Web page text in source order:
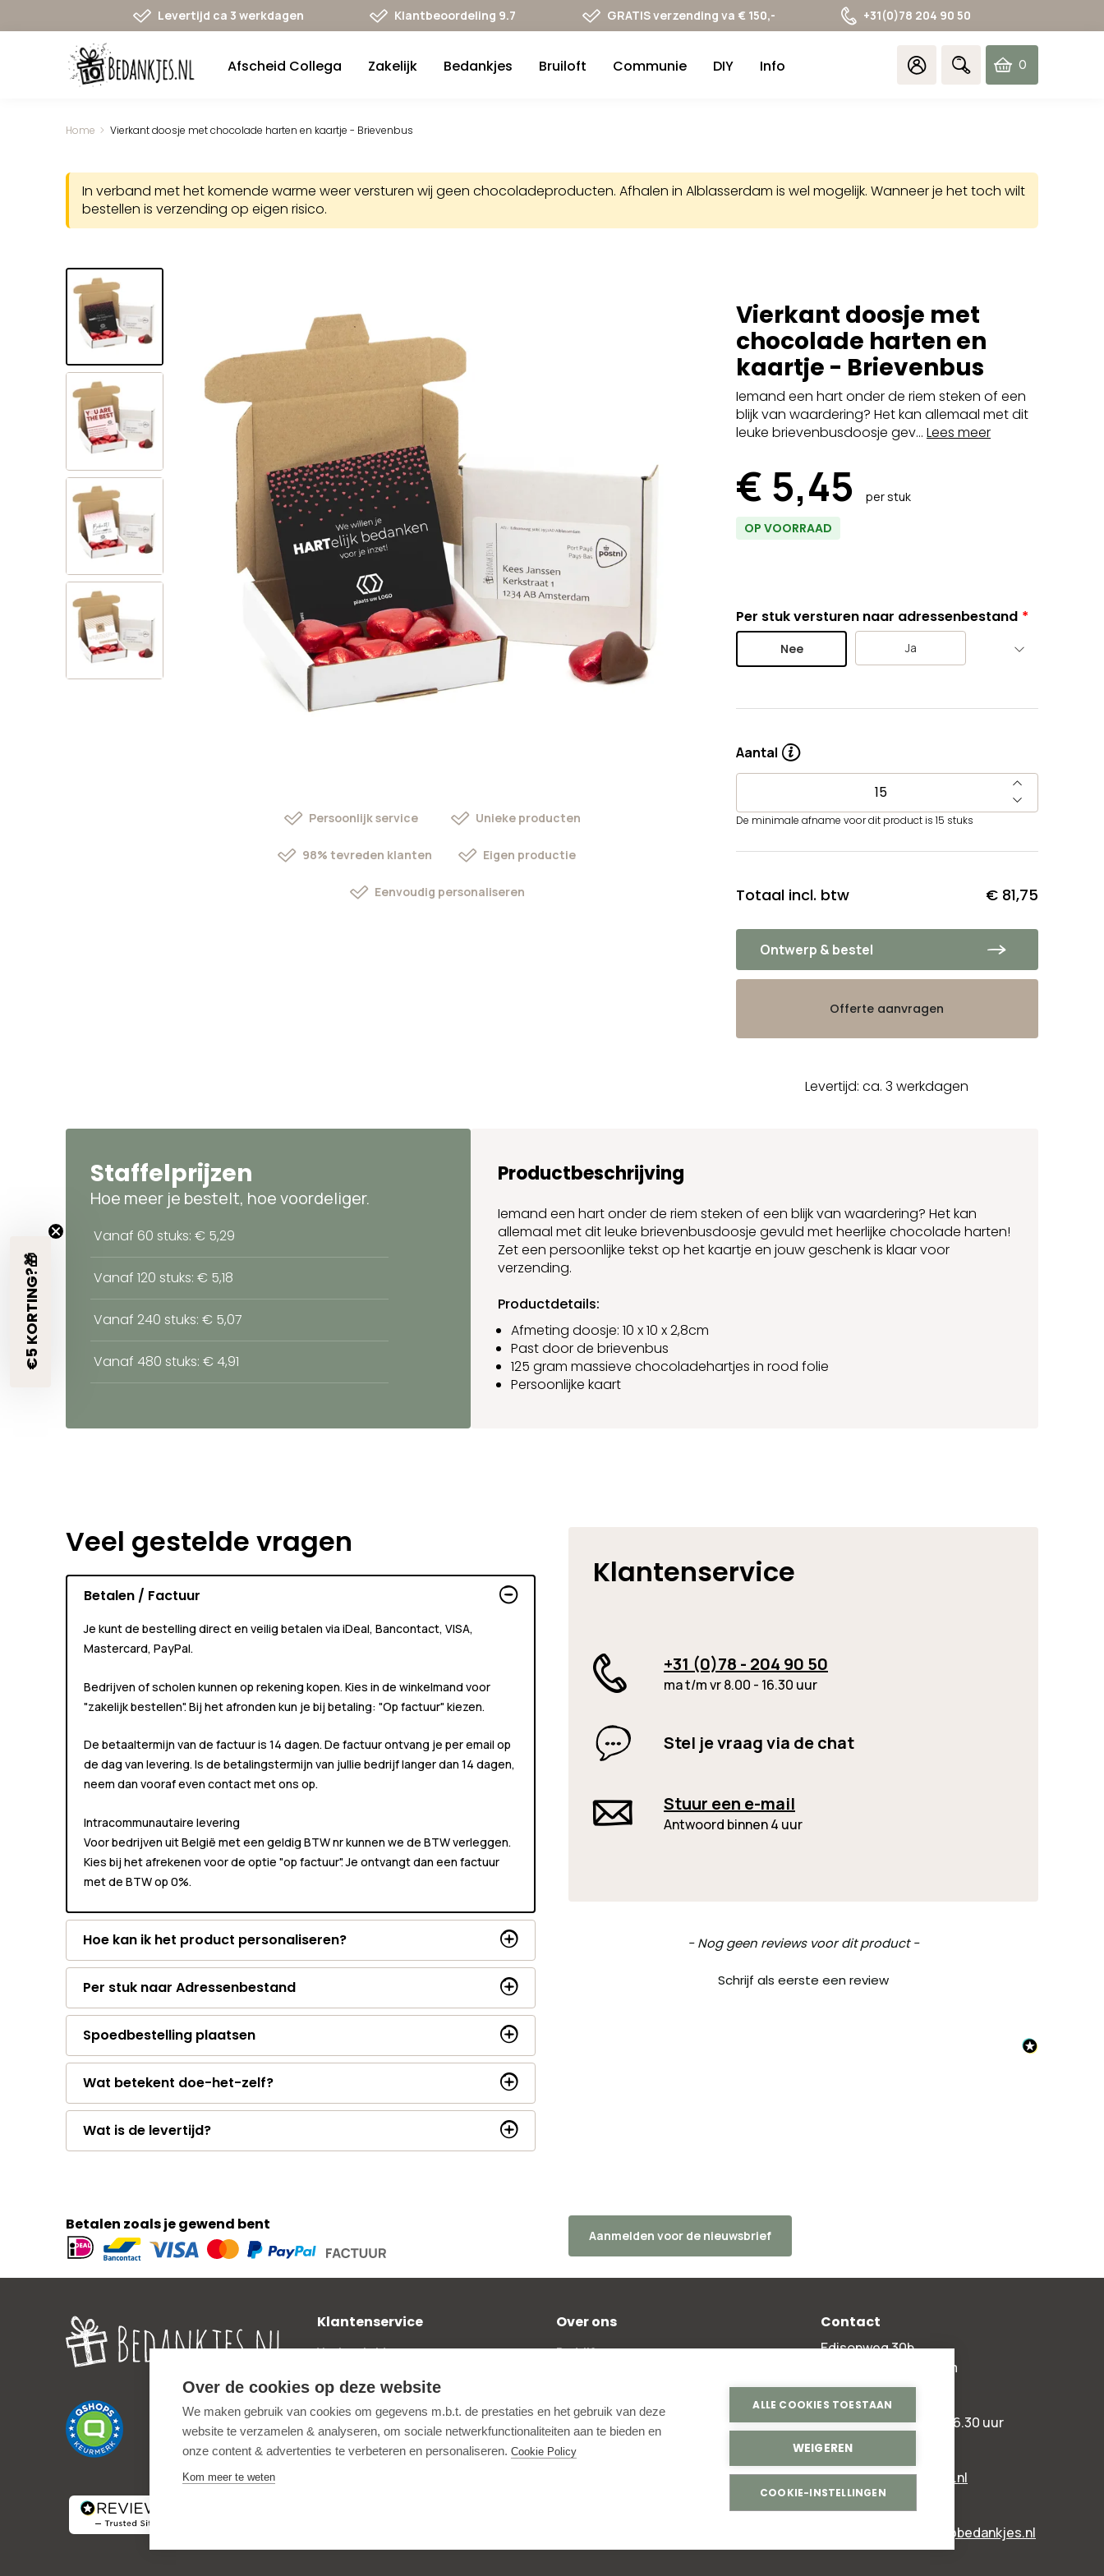
Home Vierkant doosje met chocolade harten en kaartje - Brievenbus
In verband met het komende warme weer versturen wij geen chocoladeproducten. Afhalen in Alblasserdam is wel mogelijk. Wanneer je het toch wilt
bestellen is verzending op eigen risico.
Persoonlijk service Unieke producten
98% tevreden klanten Eigen productie
Eenvoudig personaliseren
Vierkant doosje met
chocolade harten en
kaartje - Brievenbus
Iemand een hart onder de riem steken of een
blijk van waardering? Het kan allemaal met dit
leuke brievenbusdoosje gev... Lees meer
€ 5,45 per stuk
OP VOORRAAD
Ontwerp & bestel
Per stuk versturen naar adressenbestand
Nee Ja
Aantal
De minimale afname voor dit product is 15 stuks
Totaal incl. btw € 81,75
Offerte aanvragen
Levertijd: ca. 3 werkdagen
Staffelprijzen
Hoe meer je bestelt, hoe voordeliger.
Vanaf 60 stuks: € 5,29
Vanaf 120 stuks: € 5,18
Vanaf 240 stuks: € 5,07
Vanaf 480 stuks: € 4,91
Productbeschrijving
Iemand een hart onder de riem steken of een blijk van waardering? Het kan
allemaal met dit leuke brievenbusdoosje gevuld met heerlijke chocolade harten!
Zet een persoonlijke tekst op het kaartje en jouw geschenk is klaar voor
verzending.
Productdetails:
Afmeting doosje: 10 x 10 x 2,8cm
Past door de brievenbus
125 gram massieve chocoladehartjes in rood folie
Persoonlijke kaart
Veel gestelde vragen
Betalen / Factuur
Je kunt de bestelling direct en veilig betalen via iDeal, Bancontact, VISA,
Mastercard, PayPal.
Bedrijven of scholen kunnen op rekening kopen. Kies in de winkelmand voor
"zakelijk bestellen". Bij het afronden kun je bij betaling: "Op factuur" kiezen.
De betaaltermijn van de factuur is 14 dagen. De factuur ontvang je per email op
de dag van levering. Is de betalingstermijn van jullie bedrijf langer dan 14 dagen,
neem dan vooraf even contact met ons op.
Intracommunautaire levering
Voor bedrijven uit België met een geldig BTW nr kunnen we de BTW verleggen.
Kies bij het afrekenen voor de optie "op factuur". Je ontvangt dan een factuur
met de BTW op 0%.
Hoe kan ik het product personaliseren?
Per stuk naar Adressenbestand
Spoedbestelling plaatsen
Wat betekent doe-het-zelf?
Wat is de levertijd?
Klantenservice
+31 (0)78 - 204 90 50
ma t/m vr 8.00 - 16.30 uur
Stel je vraag via de chat
Stuur een e-mail
Antwoord binnen 4 uur
- Nog geen reviews voor dit product -
Schrijf als eerste een review
New content loaded
Levertijd ca 3 werkdagen Klantbeoordeling 9.7 GRATIS verzending va € 150,- +31(0)78 204 90 50
Afscheid Collega Zakelijk Bedankjes Bruiloft Communie DIY Info 0
Betalen zoals je gewend bent
Geaccepteerde
betaalmethoden
Aanmelden voor de nieuwsbrief
Klantenservice
Veelgestelde vragen
Zakelijk bestellen
Privacy policy
Uitleg ontwerptool
Algemene voorwaarden
Over ons
Bedrijfsgegevens
Contactpagina
Aanmelden nieuwsbrief
Online Toegankelijkheid
Contact
Edisonweg 30b
2952 AD Alblasserdam
+31 78 204 90 50
ma t/m vr 8.00 - 16.30 uur
info@bedankjes.nl
Voor klanten:
klantenservice@bedankjes.nl
Over de cookies op deze website
We maken gebruik van cookies om gegevens m.b.t. de prestaties en het gebruik van deze
website te verzamelen & analyseren, om sociale netwerkfunctionaliteiten aan te bieden en
onze content & advertenties te verbeteren en personaliseren. Cookie Policy
Kom meer te weten
ALLE COOKIES TOESTAAN
WEIGEREN
COOKIE-INSTELLINGEN
€5 KORTING?🎁